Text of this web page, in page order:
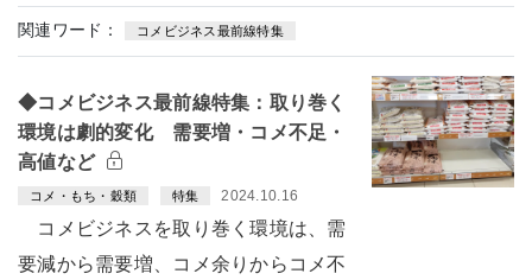
関連ワード： コメビジネス最前線特集
◆コメビジネス最前線特集：取り巻く
環境は劇的変化 需要増・コメ不足・
高値など
コメ・もち・穀類 特集 2024.10.16
コメビジネスを取り巻く環境は、需
要減から需要増、コメ余りからコメ不